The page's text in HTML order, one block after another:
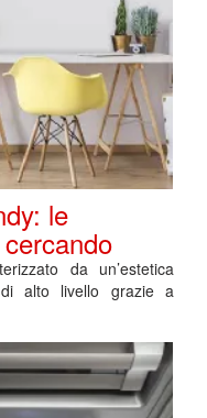
le
da un’estetica
alto livello grazie a